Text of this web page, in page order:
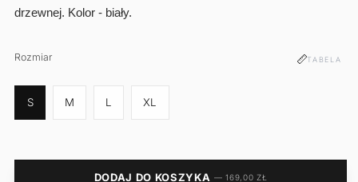
drzewnej. Kolor - biały.
Rozmiar
Rozmiar TABELA
S M L XL
DODAJ DO KOSZYKA — 169,00 ZŁ